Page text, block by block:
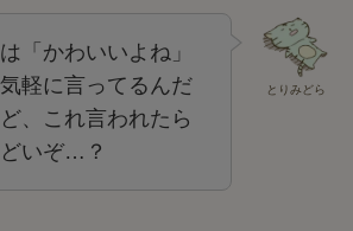
とりみどら
「かわいいよね」
軽に言ってるんだ
、これ言われたら
いぞ…？